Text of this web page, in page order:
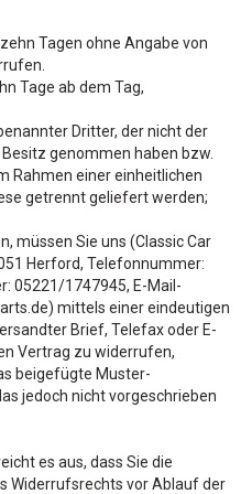
Tagen ohne Angabe von
Tage ab dem Tag,
Dritter, der nicht der
genommen haben bzw.
Rahmen einer einheitlichen
getrennt geliefert werden;
müssen Sie uns (Classic Car
Herford, Telefonnummer:
05221/1747945, E-Mail-
) mittels einer eindeutigen
Brief, Telefax oder E-
Vertrag zu widerrufen,
beigefügte Muster-
jedoch nicht vorgeschrieben
es aus, dass Sie die
Widerrufsrechts vor Ablauf der